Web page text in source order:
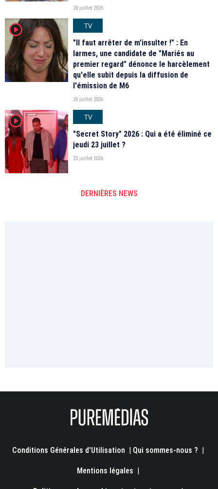
28 juillet 2026
player2
TV
"Il faut arrêter de m'insulter !" : En
larmes, une candidate de "Mariés au
premier regard" dénonce le harcèlement
qu'elle subit depuis la diffusion de
l'émission de M6
26 juillet 2026
player2
TV
"Secret Story" 2026 : Qui a été éliminé ce
jeudi 23 juillet ?
23 juillet 2026
DERNIÈRES NEWS
Conditions Générales d'Utilisation | Qui sommes-nous ? |
Mentions légales |